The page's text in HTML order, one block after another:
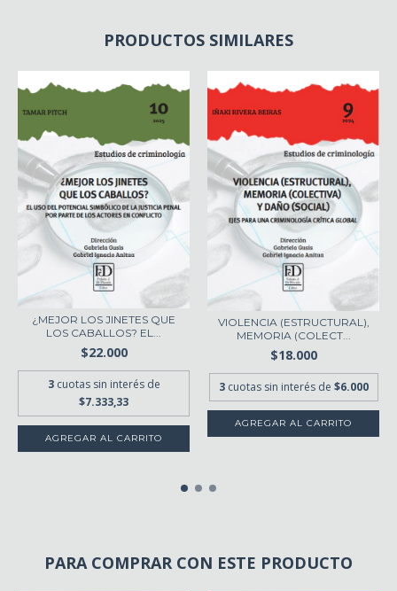
PRODUCTOS SIMILARES
¿MEJOR LOS JINETES QUE
LOS CABALLOS? EL...
$22.000
3 cuotas sin interés de
$7.333,33
VIOLENCIA (ESTRUCTURAL),
MEMORIA (COLECT...
$18.000
3 cuotas sin interés de $6.000
AGREGAR AL CARRITO
PARA COMPRAR CON ESTE PRODUCTO